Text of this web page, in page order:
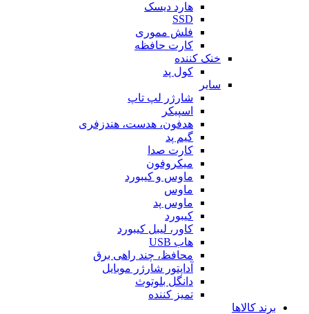
هارد دیسک
SSD
فلش مموری
کارت حافظه
خنک کننده
کول پد
سایر
شارژر لپ تاپ
اسپیکر
هدفون، هدست، هندزفری
گیم پد
کارت صدا
میکروفون
ماوس و کیبورد
ماوس
ماوس پد
کیبورد
کاور، لیبل کیبورد
هاب USB
محافظ، چند راهی برق
آداپتور شارژر موبایل
دانگل بلوتوث
تمیز کننده
برند کالاها